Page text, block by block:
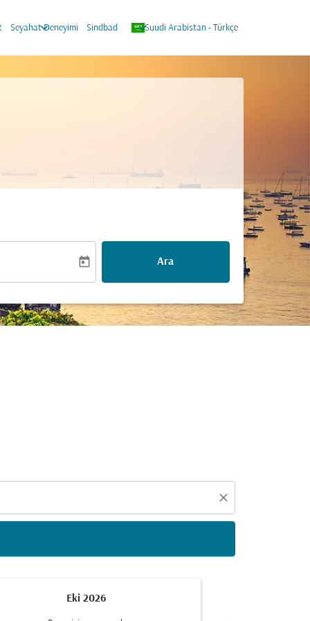
Seyahat Deneyimi
keyboard_arrow_down Sindbad Suudi Arabistan - Türkçe
keyboard_arrow_down
today Ara
close
Eki 2026